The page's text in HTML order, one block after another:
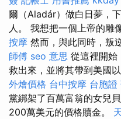
爾（Aladár）做白日夢，
人。 我想把一個上帝的雕
按摩 然而，與此同時，叛
師傅 seo 意思 從這裡開始
救出來，並將其帶到美國
外燴價格 台中按摩 台胞證
黨綁架了百萬富翁的女兒
200萬美元的價格贖金。